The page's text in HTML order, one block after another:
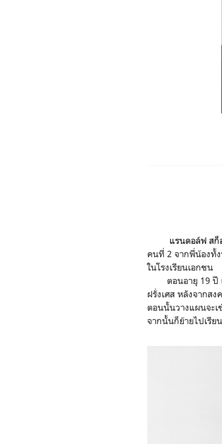
แรนดอล์ฟ สก็
คนที่ 2 จากพี่น้องทั้
ในโรงเรียนเอกชน
ตอนอายุ 19 ปี เข
ฝรั่งเศส หลังจากส
ตอนนั้นวางแผนจะเ
จากนั้นก็ย้ายไปเรีย